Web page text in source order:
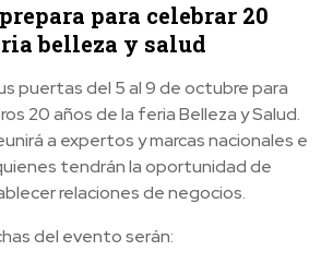
para celebrar 20
belleza y salud
puertas del 5 al 9 de octubre para
20 años de la feria Belleza y Salud.
a expertos y marcas nacionales e
tendrán la oportunidad de
relaciones de negocios.
del evento serán: